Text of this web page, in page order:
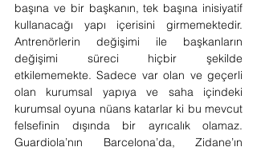
başına ve bir başkanın, tek başına inisiyatif
kullanacağı yapı içerisini girmemektedir.
Antrenörlerin değişimi ile başkanların
değişimi süreci hiçbir şekilde
etkilememekte. Sadece var olan ve geçerli
olan kurumsal yapıya ve saha içindeki
kurumsal oyuna nüans katarlar ki bu mevcut
felsefinin dışında bir ayrıcalık olamaz.
Guardiola’nın Barcelona’da, Zidane’ın